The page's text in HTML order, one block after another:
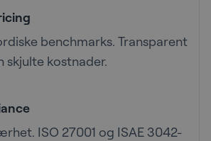
benchmarks. Transparent
skjulte kostnader.
ISO 27001 og ISAE 3042-